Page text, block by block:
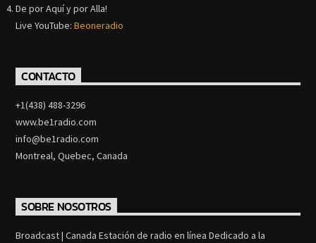
De por Aquí y por Alla!
Live YouTube:Beoneradio
CONTACTO
+1(438) 488-3296
www.be1radio.com
info@be1radio.com
Montreal, Quebec, Canada
SOBRE NOSOTROS
Broadcast | Canada Estación de radio en línea Dedicado a la